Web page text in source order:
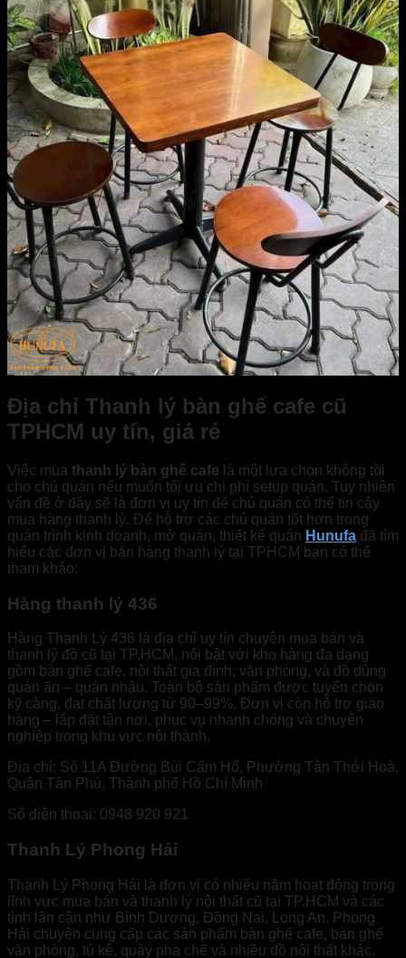
Địa chỉ Thanh lý bàn ghế cafe cũ
TPHCM uy tín, giá rẻ
Việc mua thanh lý bàn ghế cafe là một lựa chọn không tồi
cho chủ quán nếu muốn tối ưu chi phí setup quán. Tuy nhiên
vấn đề ở đây sẽ là đơn vị uy tín để chủ quán có thể tin cậy
mua hàng thanh lý. Để hỗ trợ các chủ quán tốt hơn trong
quán trình kinh doanh, mở quán, thiết kế quán Hunufa đã tìm
hiểu các đơn vị bán hàng thanh lý tại TPHCM bạn có thể
tham khảo:
Hàng thanh lý 436
Hàng Thanh Lý 436 là địa chỉ uy tín chuyên mua bán và
thanh lý đồ cũ tại TP.HCM, nổi bật với kho hàng đa dạng
gồm bàn ghế cafe, nội thất gia đình, văn phòng, và đồ dùng
quán ăn – quán nhậu. Toàn bộ sản phẩm được tuyển chọn
kỹ càng, đạt chất lượng từ 90–99%. Đơn vị còn hỗ trợ giao
hàng – lắp đặt tận nơi, phục vụ nhanh chóng và chuyên
nghiệp trong khu vực nội thành.
Địa chỉ: Số 11A Đường Bùi Cẩm Hổ, Phường Tân Thới Hoà,
Quận Tân Phú, Thành phố Hồ Chí Minh
Số điện thoại: 0948 920 921
Thanh Lý Phong Hải
Thanh Lý Phong Hải là đơn vị có nhiều năm hoạt động trong
lĩnh vực mua bán và thanh lý nội thất cũ tại TP.HCM và các
tỉnh lân cận như Bình Dương, Đồng Nai, Long An. Phong
Hải chuyên cung cấp các sản phẩm bàn ghế cafe, bàn ghế
văn phòng, tủ kệ, quầy pha chế và nhiều đồ nội thất khác.